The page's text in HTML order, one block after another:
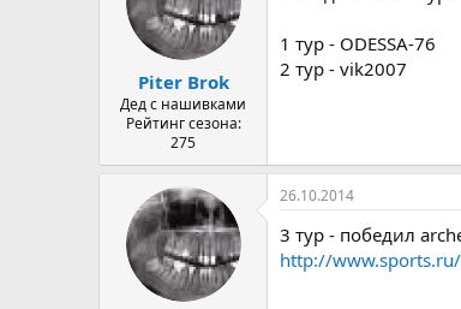
Piter Brok
Дед с нашивками
Рейтинг сезона:
275
1 тур - ODESSA-76
2 тур - vik2007
26.10.2014
3 тур - победил
http://